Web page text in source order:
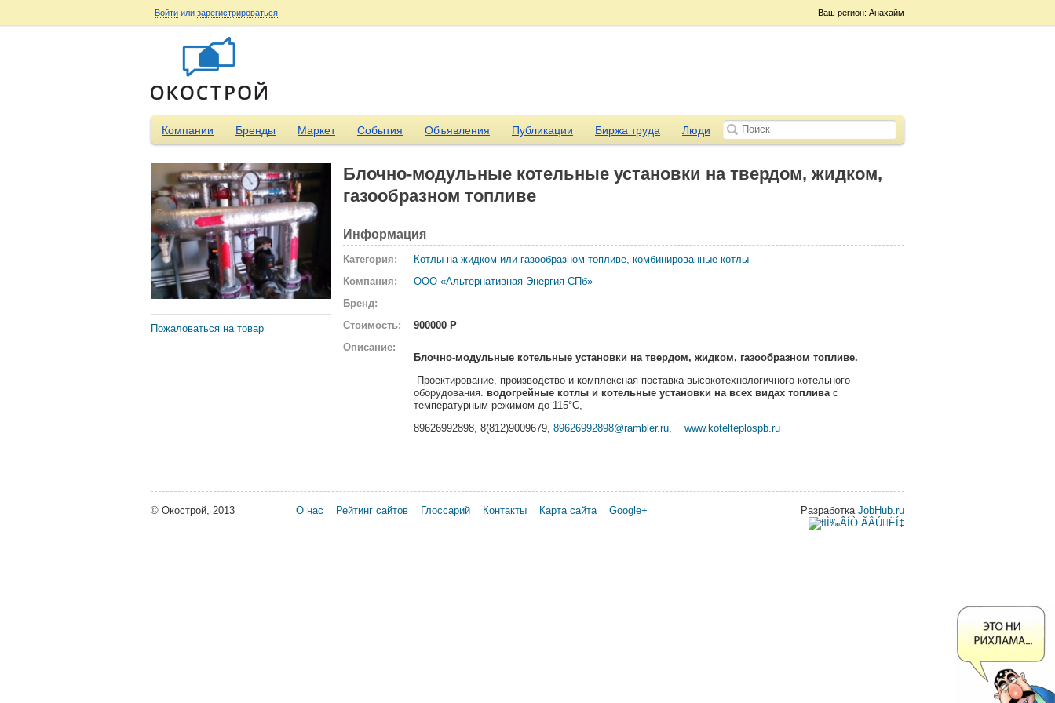
Ваш регион: Анахайм
Войти или зарегистрироваться
Компании Бренды Маркет События Объявления Публикации Биржа труда Люди
Пожаловаться на товар
Блочно-модульные котельные установки на твердом, жидком,
газообразном топливе
Информация
Категория:
Котлы на жидком или газообразном топливе, комбинированные котлы
Компания:
ООО «Альтернативная Энергия СПб»
Бренд:
Стоимость:
900000 Р
Описание:
Блочно-модульные котельные установки на твердом, жидком, газообразном топливе.
Проектирование, производство и комплексная поставка высокотехнологичного котельного
оборудования. водогрейные котлы и котельные установки на всех видах топливас
температурным режимом до 115°С,
89626992898, 8(812)9009679, 89626992898@rambler.ru, www.kotelteplospb.ru
© Окострой, 2013 О нас Рейтинг сайтов Глоссарий Контакты Карта сайта Google+ Разработка JobHub.ru